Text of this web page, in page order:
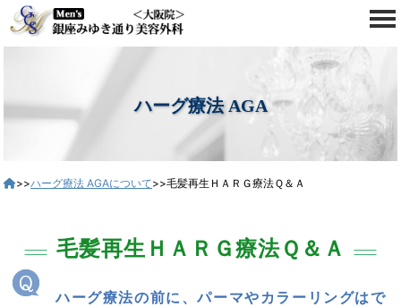
ハーグ療法 AGA
>>ハーグ療法 AGAについて>>毛髪再生ＨＡＲＧ療法Ｑ＆Ａ
毛髪再生ＨＡＲＧ療法Ｑ＆Ａ
ハーグ療法の前に、パーマやカラーリングはで